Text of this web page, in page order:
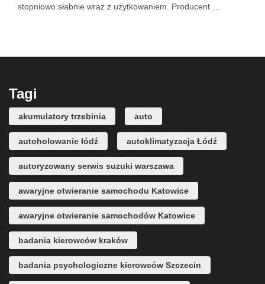
stopniowo słabnie wraz z użytkowaniem. Producent …
Tagi
akumulatory trzebinia auto
autoholowanie łódź autoklimatyzacja Łódź
autoryzowany serwis suzuki warszawa
awaryjne otwieranie samochodu Katowice
awaryjne otwieranie samochodów Katowice
badania kierowców kraków
badania psychologiczne kierowców Szczecin